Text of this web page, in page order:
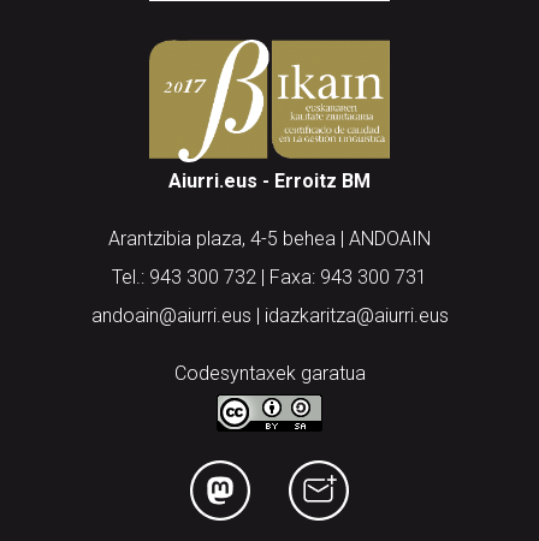
Aiurri.eus - Erroitz BM
Arantzibia plaza, 4-5 behea | ANDOAIN
Tel.: 943 300 732 | Faxa: 943 300 731
andoain@aiurri.eus | idazkaritza@aiurri.eus
Codesyntaxek garatua